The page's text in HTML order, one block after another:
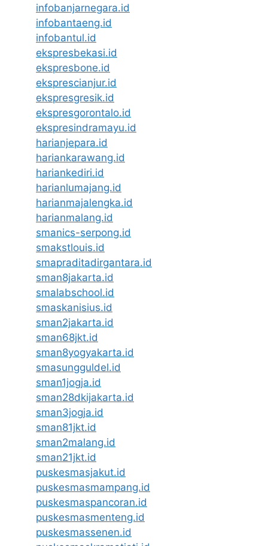
infobanjarnegara.id
infobantaeng.id
infobantul.id
ekspresbekasi.id
ekspresbone.id
eksprescianjur.id
ekspresgresik.id
ekspresgorontalo.id
ekspresindramayu.id
harianjepara.id
hariankarawang.id
hariankediri.id
harianlumajang.id
harianmajalengka.id
harianmalang.id
smanics-serpong.id
smakstlouis.id
smapraditadirgantara.id
sman8jakarta.id
smalabschool.id
smaskanisius.id
sman2jakarta.id
sman68jkt.id
sman8yogyakarta.id
smasungguldel.id
sman1jogja.id
sman28dkijakarta.id
sman3jogja.id
sman81jkt.id
sman2malang.id
sman21jkt.id
puskesmasjakut.id
puskesmasmampang.id
puskesmaspancoran.id
puskesmasmenteng.id
puskesmassenen.id